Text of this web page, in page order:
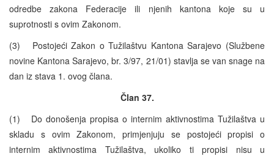
odredbe zakona Federacije ili njenih kantona koje su u
suprotnosti s ovim Zakonom.
(3) Postojeći Zakon o Tužilaštvu Kantona Sarajevo (Službene
novine Kantona Sarajevo, br. 3/97, 21/01) stavlja se van snage na
dan iz stava 1. ovog člana.
Član 37.
(1) Do donošenja propisa o internim aktivnostima Tužilaštva u
skladu s ovim Zakonom, primjenjuju se postojeći propisi o
internim aktivnostima Tužilaštva, ukoliko ti propisi nisu u